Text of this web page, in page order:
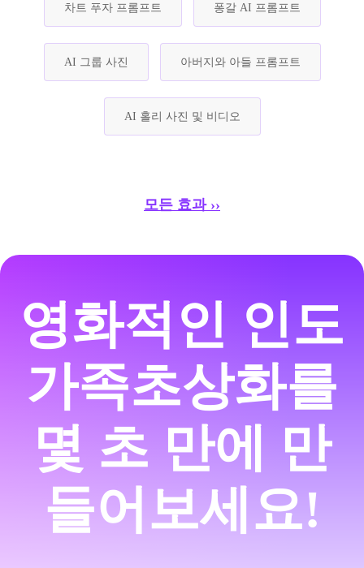
차트 푸자 프롬프트 퐁갈 AI 프롬프트
AI 그룹 사진 아버지와 아들 프롬프트
AI 홀리 사진 및 비디오
모든 효과 ››
영화적인 인도
가족초상화를
몇 초 만에 만
들어보세요!